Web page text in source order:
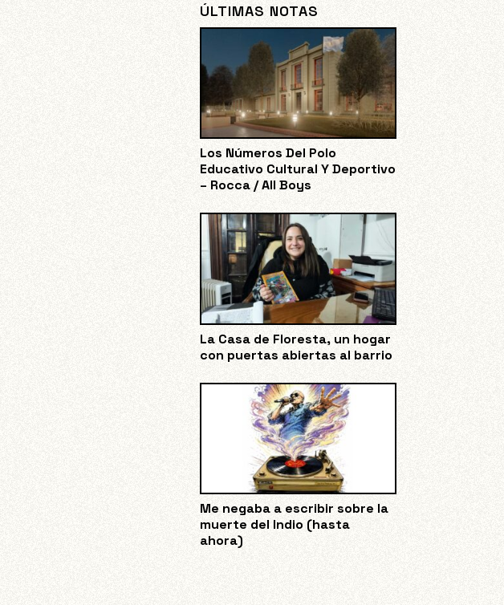
ÚLTIMAS NOTAS
Los Números Del Polo
Educativo Cultural Y Deportivo
– Rocca / All Boys
La Casa de Floresta, un hogar
con puertas abiertas al barrio
Me negaba a escribir sobre la
muerte del Indio (hasta
ahora)